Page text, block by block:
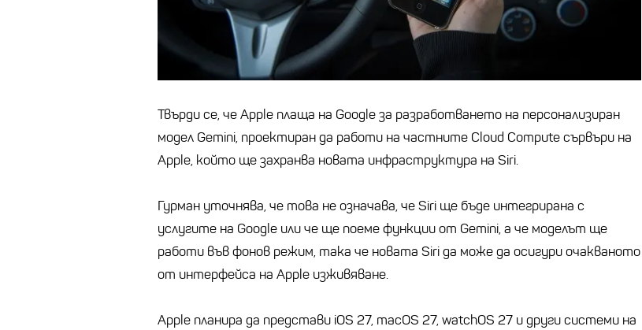
Твърди се, че Apple плаща на Google за разработването на персонализиран
модел Gemini, проектиран да работи на частните Cloud Compute сървъри на
Apple, който ще захранва новата инфраструктура на Siri.
Гурман уточнява, че това не означава, че Siri ще бъде интегрирана с
услугите на Google или че ще поеме функции от Gemini, а че моделът ще
работи във фонов режим, така че новата Siri да може да осигури очакваното
от интерфейса на Apple изживяване.
Apple планира да представи iOS 27, macOS 27, watchOS 27 и други системи на